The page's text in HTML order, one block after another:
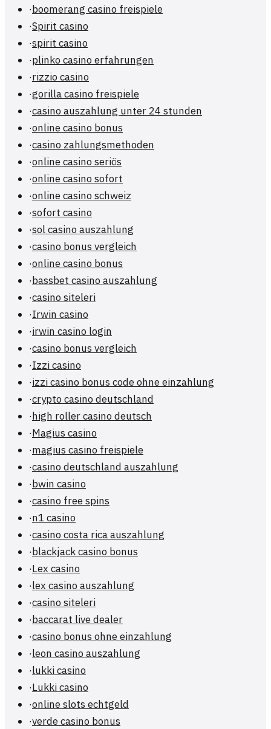
·boomerang casino freispiele
·Spirit casino
·spirit casino
·plinko casino erfahrungen
·rizzio casino
·gorilla casino freispiele
·casino auszahlung unter 24 stunden
·online casino bonus
·casino zahlungsmethoden
·online casino seriös
·online casino sofort
·online casino schweiz
·sofort casino
·sol casino auszahlung
·casino bonus vergleich
·online casino bonus
·bassbet casino auszahlung
·casino siteleri
·Irwin casino
·irwin casino login
·casino bonus vergleich
·Izzi casino
·izzi casino bonus code ohne einzahlung
·crypto casino deutschland
·high roller casino deutsch
·Magius casino
·magius casino freispiele
·casino deutschland auszahlung
·bwin casino
·casino free spins
·n1 casino
·casino costa rica auszahlung
·blackjack casino bonus
·Lex casino
·lex casino auszahlung
·casino siteleri
·baccarat live dealer
·casino bonus ohne einzahlung
·leon casino auszahlung
·lukki casino
·Lukki casino
·online slots echtgeld
·verde casino bonus